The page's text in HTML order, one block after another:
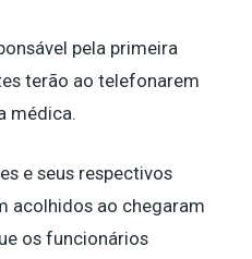
pela primeira
terão ao telefonarem
médica.
e seus respectivos
acolhidos ao chegaram
os funcionários